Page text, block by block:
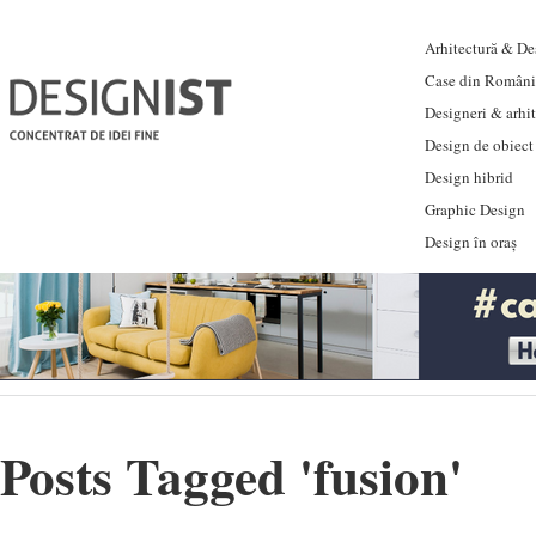
Arhitectură &
Case din
Designeri &
Design de obiect
Design hibrid
Graphic Design
Design în oraș
Posts Tagged 'fusion'